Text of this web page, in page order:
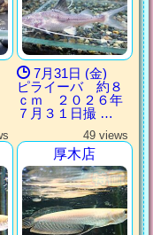
7月31日 (金)
ピライーバ 約８
ｃｍ ２０２６年
７月３１日撮 …
49 views
厚木店